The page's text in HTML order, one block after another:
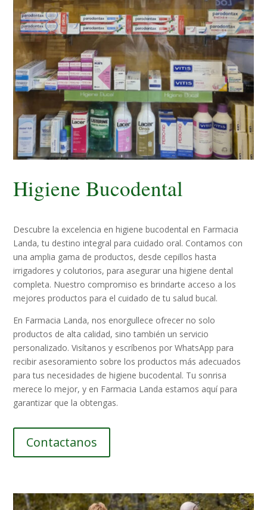
Higiene Bucodental
Descubre la excelencia en higiene bucodental en Farmacia
Landa, tu destino integral para cuidado oral. Contamos con
una amplia gama de productos, desde cepillos hasta
irrigadores y colutorios, para asegurar una higiene dental
completa. Nuestro compromiso es brindarte acceso a los
mejores productos para el cuidado de tu salud bucal.
En Farmacia Landa, nos enorgullece ofrecer no solo
productos de alta calidad, sino también un servicio
personalizado. Visítanos y escríbenos por WhatsApp para
recibir asesoramiento sobre los productos más adecuados
para tus necesidades de higiene bucodental. Tu sonrisa
merece lo mejor, y en Farmacia Landa estamos aquí para
garantizar que la obtengas.
Contactanos